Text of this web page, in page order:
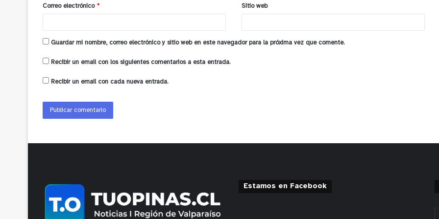
*
Correo electrónico * Sitio web
Guardar mi nombre, correo electrónico y sitio web en este navegador para la próxima vez que comente.
Recibir un email con los siguientes comentarios a esta entrada.
Recibir un email con cada nueva entrada.
Estamos en Facebook